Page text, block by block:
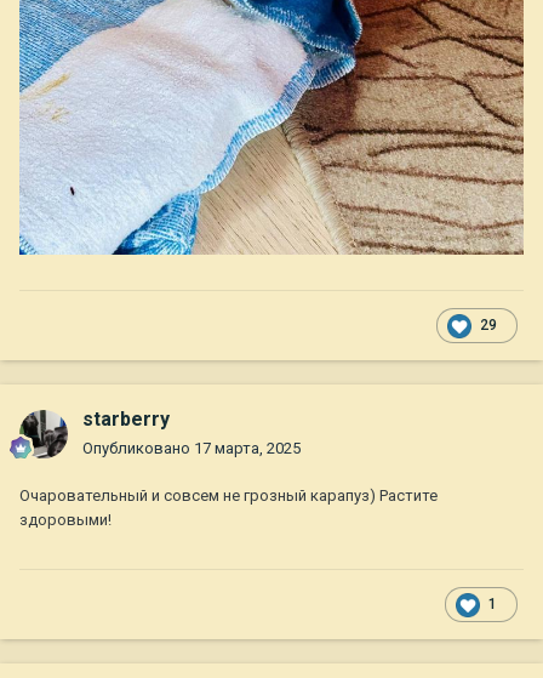
29
starberry
Опубликовано 17 марта, 2025
Очаровательный и совсем не грозный карапуз) Растите
здоровыми!
1